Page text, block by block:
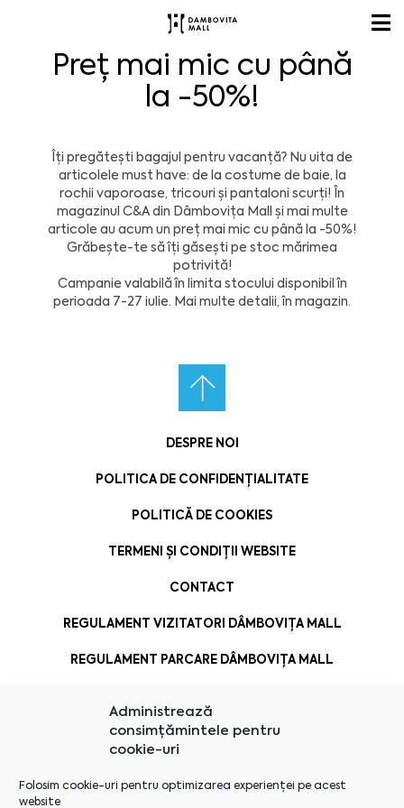
Administrează
consimțămintele pentru
cookie-uri
Folosim cookie-uri pentru optimizarea experienței pe acest
website
Preț mai mic cu până
la -50%!
Îți pregătești bagajul pentru vacanță? Nu uita de
articolele must have: de la costume de baie, la
rochii vaporoase, tricouri și pantaloni scurți! În
magazinul C&A din Dâmbovița Mall și mai multe
articole au acum un preț mai mic cu până la -50%!
Grăbește-te să îți găsești pe stoc mărimea
potrivită!
Campanie valabilă în limita stocului disponibil în
perioada 7-27 iulie. Mai multe detalii, în magazin.
DESPRE NOI
POLITICA DE CONFIDENȚIALITATE
POLITICĂ DE COOKIES
TERMENI ȘI CONDIȚII WEBSITE
CONTACT
REGULAMENT VIZITATORI DÂMBOVIȚA MALL
REGULAMENT PARCARE DÂMBOVIȚA MALL